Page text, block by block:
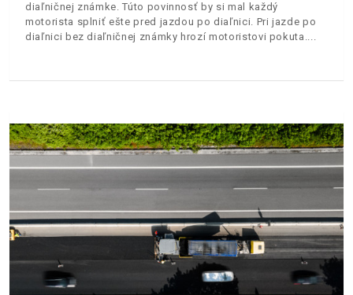
diaľničnej známke. Túto povinnosť by si mal každý
motorista splniť ešte pred jazdou po diaľnici. Pri jazde po
diaľnici bez diaľničnej známky hrozí motoristovi pokuta.